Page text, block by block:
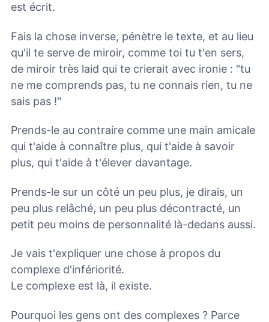
est écrit.
Fais la chose inverse, pénètre le texte, et au lieu
qu'il te serve de miroir, comme toi tu t'en sers,
de miroir très laid qui te crierait avec ironie : "tu
ne me comprends pas, tu ne connais rien, tu ne
sais pas !"
Prends-le au contraire comme une main amicale
qui t'aide à connaître plus, qui t'aide à savoir
plus, qui t'aide à t'élever davantage.
Prends-le sur un côté un peu plus, je dirais, un
peu plus relâché, un peu plus décontracté, un
petit peu moins de personnalité là-dedans aussi.
Je vais t'expliquer une chose à propos du
complexe d'infériorité.
Le complexe est là, il existe.
Pourquoi les gens ont des complexes ? Parce